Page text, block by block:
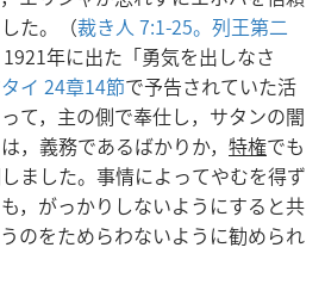
た。（裁き人 7:1-25。 列王第二
年に出た「勇気を出しなさ
イ 24章14節で予告されていた活
て，主の側で奉仕し，サタンの闇
，義務であるばかりか， 特権でも
ました。事情によってやむを得ず
，がっかりしないようにすると共
のをためらわないように勧められ